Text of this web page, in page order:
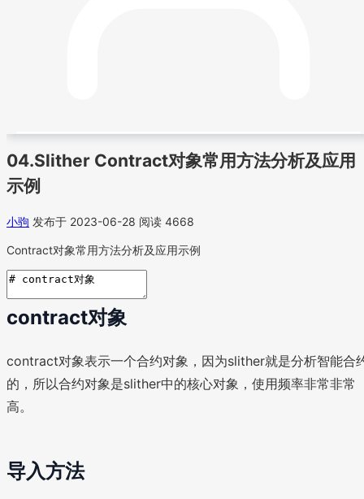
04.Slither Contract对象常用方法分析及应用
示例
小驹 发布于 2023-06-28 阅读 4668
Contract对象常用方法分析及应用示例
contract对象
contract对象表示一个合约对象，因为slither就是分析智能合
的，所以合约对象是slither中的核心对象，使用频率非常非常
高。
导入方法